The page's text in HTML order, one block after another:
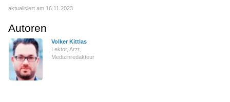
aktualisiert am 16.11.2023
Autoren
Volker Kittlas
Lektor, Arzt,
Medizinredakteur